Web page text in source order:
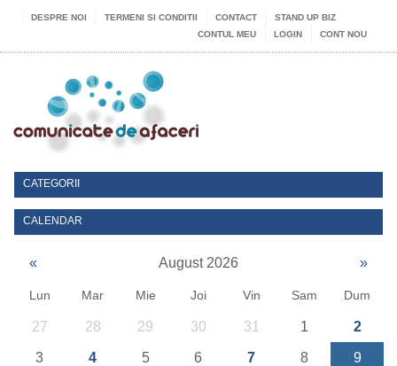
DESPRE NOI TERMENI SI CONDITII CONTACT
STAND UP BIZ
CONTUL MEU
LOGIN CONT NOU
CATEGORII
CALENDAR
« August 2026 »
Lun Mar Mie Joi Vin Sam Dum
27 28 29 30 31 1 2
3 4 5 6 7 8 9